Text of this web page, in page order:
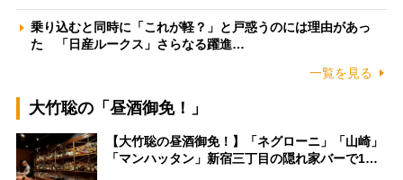
乗り込むと同時に「これが軽？」と戸惑うのには理由があっ
た 「日産ルークス」さらなる躍進…
一覧を見る
大竹聡の「昼酒御免！」
【大竹聡の昼酒御免！】「ネグローニ」「山崎」
「マンハッタン」新宿三丁目の隠れ家バーで1…